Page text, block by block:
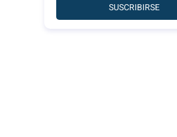
SUSCRIBIRSE